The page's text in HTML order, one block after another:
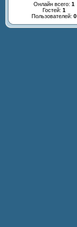
Онлайн всего: 1
Гостей: 1
Пользователей: 0